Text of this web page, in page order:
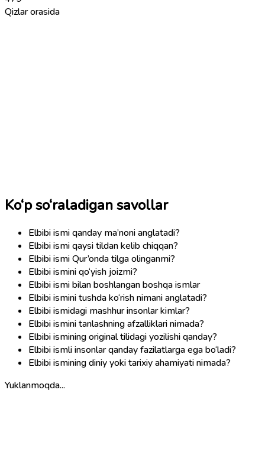
Qizlar orasida
Ko‘p so‘raladigan savollar
Elbibi ismi qanday ma’noni anglatadi?
Elbibi ismi qaysi tildan kelib chiqqan?
Elbibi ismi Qur’onda tilga olinganmi?
Elbibi ismini qo‘yish joizmi?
Elbibi ismi bilan boshlangan boshqa ismlar
Elbibi ismini tushda ko‘rish nimani anglatadi?
Elbibi ismidagi mashhur insonlar kimlar?
Elbibi ismini tanlashning afzalliklari nimada?
Elbibi ismining original tilidagi yozilishi qanday?
Elbibi ismli insonlar qanday fazilatlarga ega bo‘ladi?
Elbibi ismining diniy yoki tarixiy ahamiyati nimada?
Yuklanmoqda...